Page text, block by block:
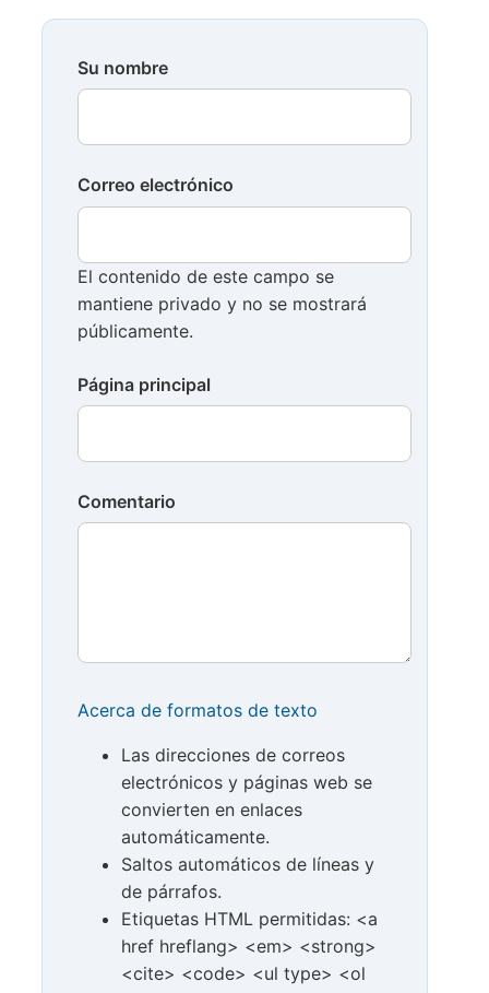
Su nombre
Correo electrónico
El contenido de este campo se
mantiene privado y no se mostrará
públicamente.
Página principal
Comentario
Acerca de formatos de texto
Las direcciones de correos
electrónicos y páginas web se
convierten en enlaces
automáticamente.
Saltos automáticos de líneas y
de párrafos.
Etiquetas HTML permitidas: <a
href hreflang> <em> <strong>
<cite> <code> <ul type> <ol